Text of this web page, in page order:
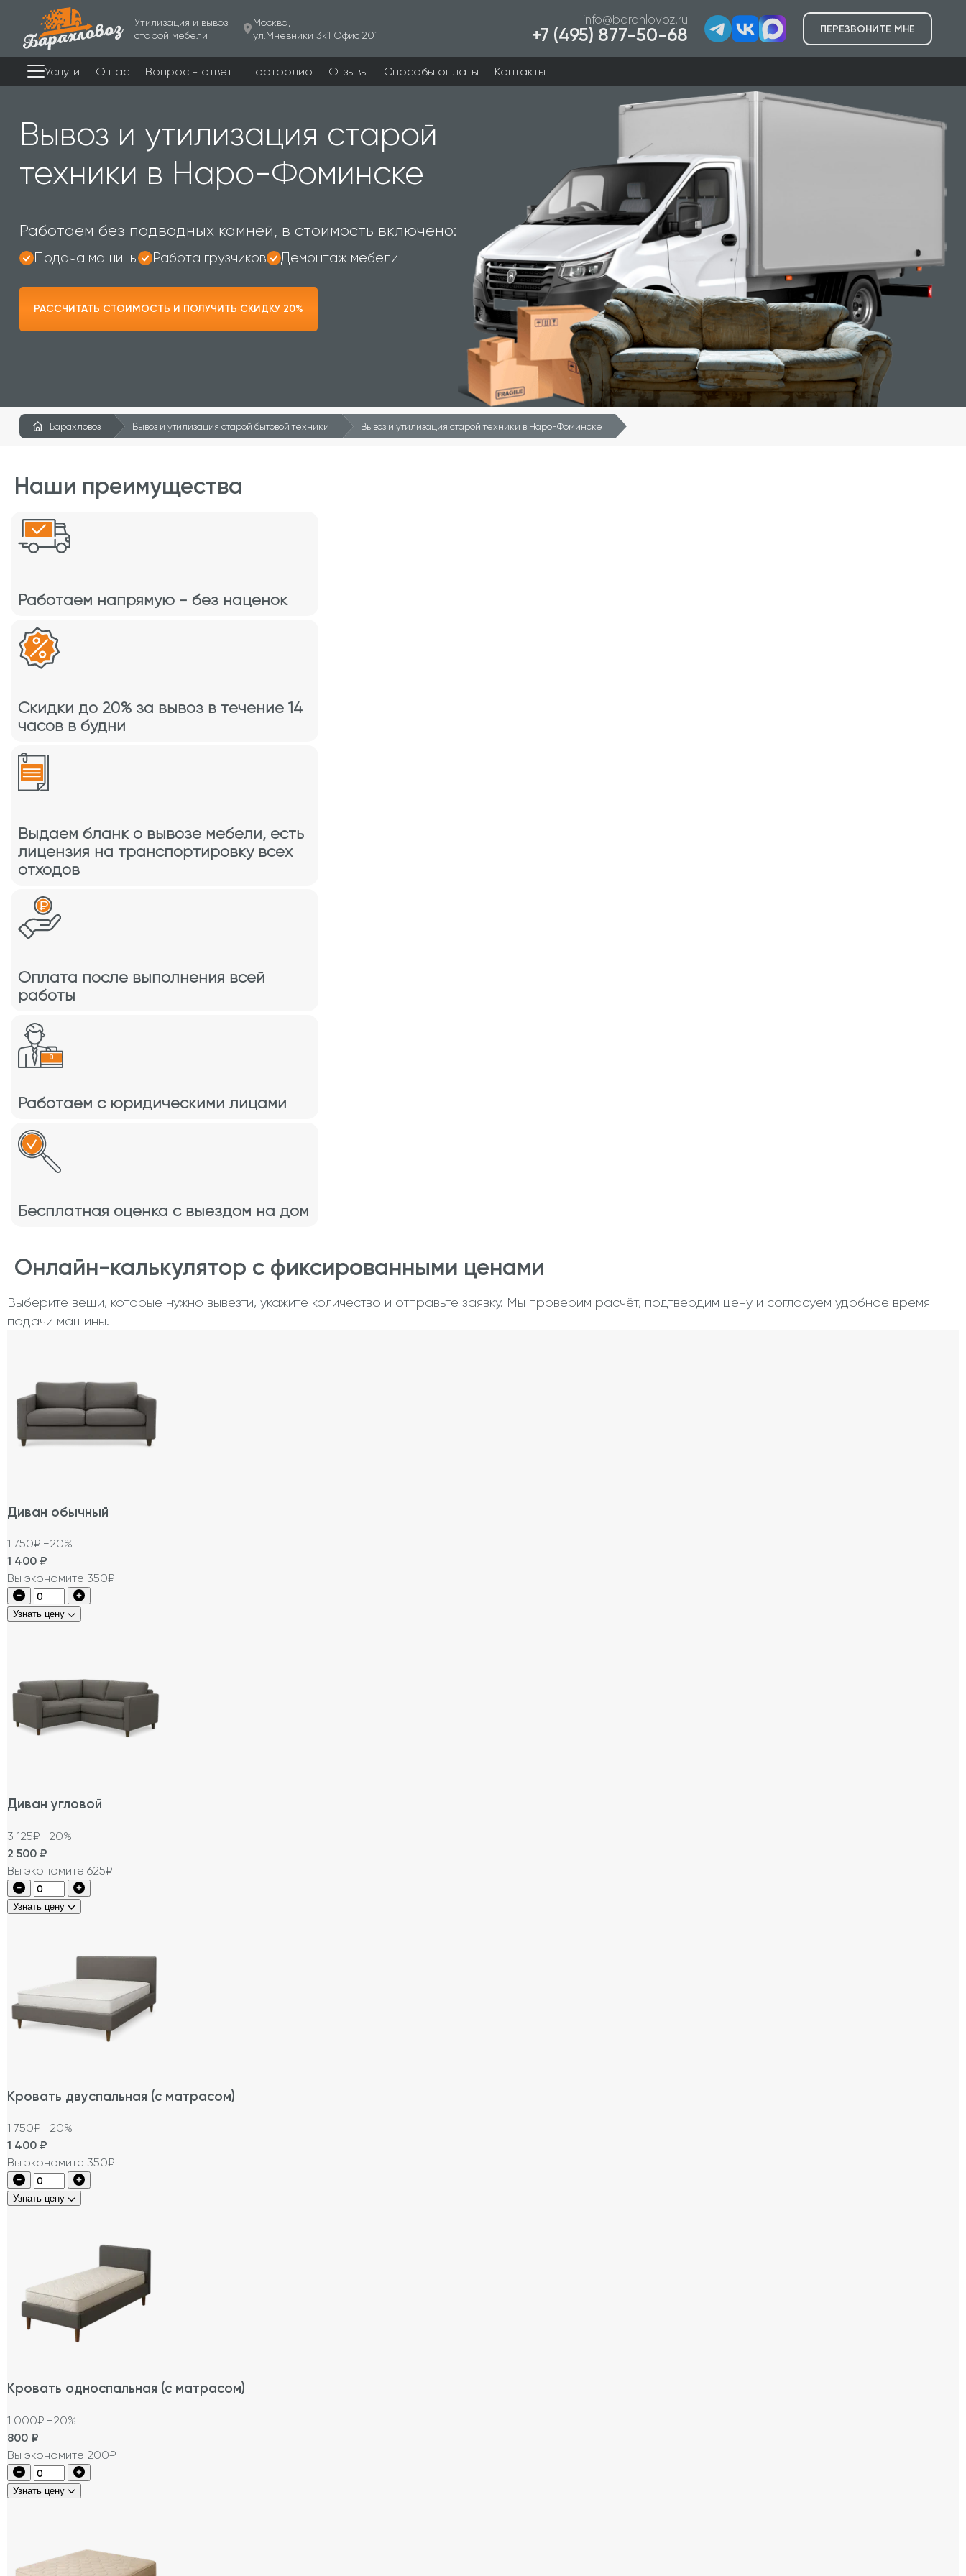
Утилизация и вывоз
старой мебели
Москва,
ул.Мневники 3к1 Офис 201
info@barahlovoz.ru
+7 (495) 877-50-68 ПЕРЕЗВОНИТЕ МНЕ
Услуги О нас Вопрос - ответ Портфолио Отзывы Способы оплаты Контакты
Вывоз и утилизация старой
техники в Наро-Фоминске
Работаем без подводных камней, в стоимость включено:
Подача машины Работа грузчиков Демонтаж мебели
РАССЧИТАТЬ СТОИМОСТЬ И ПОЛУЧИТЬ СКИДКУ 20%
Барахловоз Вывоз и утилизация старой бытовой техники Вывоз и утилизация старой техники в Наро-Фоминске
Наши преимущества
Работаем напрямую - без наценок
Скидки до 20% за вывоз в течение 14
часов в будни
Выдаем бланк о вывозе мебели, есть
лицензия на транспортировку всех
отходов
Оплата после выполнения всей
работы
Работаем с юридическими лицами
Бесплатная оценка с выездом на дом
Онлайн-калькулятор с фиксированными ценами
Выберите вещи, которые нужно вывезти, укажите количество и отправьте заявку. Мы проверим расчёт, подтвердим цену и согласуем удобное время
подачи машины.
Диван обычный
1 750₽ −20%
1 400 ₽
Вы экономите 350₽
Узнать цену
Диван угловой
3 125₽ −20%
2 500 ₽
Вы экономите 625₽
Узнать цену
Кровать двуспальная (с матрасом)
1 750₽ −20%
1 400 ₽
Вы экономите 350₽
Узнать цену
Кровать односпальная (с матрасом)
1 000₽ −20%
800 ₽
Вы экономите 200₽
Узнать цену